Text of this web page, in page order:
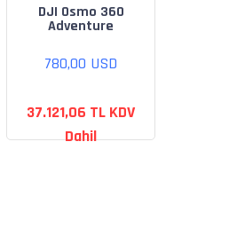
DJI Osmo 360
Adventure
780,00 USD
37.121,06 TL KDV
Dahil